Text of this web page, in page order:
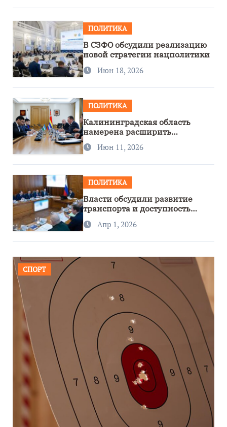
ПОЛИТИКА
В СЗФО обсудили реализацию
новой стратегии нацполитики
Июн 18, 2026
ПОЛИТИКА
Калининградская область
намерена расширить
сотрудничество с Узбекистаном
Июн 11, 2026
ПОЛИТИКА
Власти обсудили развитие
транспорта и доступность
региона
Апр 1, 2026
СПОРТ